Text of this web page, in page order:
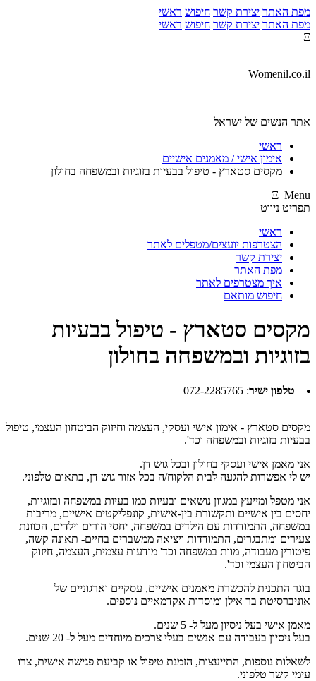
מפת האתר יצירת קשר חיפוש ראשי
מפת האתר יצירת קשר חיפוש ראשי
Ξ
Womenil.co.il
אתר הנשים של ישראל
ראשי
אימון אישי / מאמנים אישיים
מקסים סטארץ - טיפול בבעיות בזוגיות ובמשפחה בחולון
Ξ Menu
תפריט ניווט
ראשי
הצטרפות יועצים/מטפלים לאתר
יצירת קשר
מפת האתר
איך מצטרפים לאתר
חיפוש מותאם
מקסים סטארץ - טיפול בבעיות
בזוגיות ובמשפחה בחולון
טלפון ישיר:
072-2285765
מקסים סטארץ - אימון אישי ועסקי, העצמה וחיזוק הביטחון העצמי, טיפול
בבעיות בזוגיות ובמשפחה וכד'.
אני מאמן אישי ועסקי בחולון ובכל גוש דן.
יש לי אפשרות להגעה לבית הלקוח/ה בכל אזור גוש דן, בתאום טלפוני.
אני מטפל ומייעץ במגוון נושאים ובעיות כמו בעיות במשפחה ובזוגיות,
יחסים בין אישיים ותקשורת בין-אישית, קונפליקטים אישיים, מריבות
במשפחה, התמודדות עם הילדים במשפחה, יחסי הורים וילדים, הכוונת
צעירים ומתבגרים, התמודדות ויציאה ממשברים בחיים- תאונה קשה,
פיטורין מעבודה, מוות במשפחה וכד' מודעות עצמית, העצמה, חיזוק
הביטחון העצמי וכד'.
בוגר התכנית להכשרת מאמנים אישיים, עסקיים וארגוניים של
אוניברסיטת בר אילן ומוסדות אקדמאיים נוספים.
מאמן אישי בעל ניסיון מעל ל- 5 שנים.
בעל ניסיון בעבודה עם אנשים בעלי צרכים מיוחדים מעל ל- 20 שנים.
לשאלות נוספות, התייעצות, הזמנת טיפול או קביעת פגישה אישית, צרו
עימי קשר טלפוני.